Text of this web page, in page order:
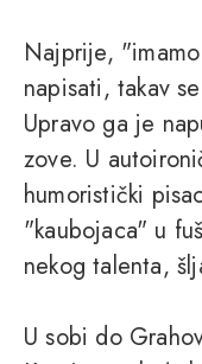
Najprije,
napisati, takav
Upravo ga je
zove. U
humoristički
"kaubojaca" u
nekog talenta,
U sobi do